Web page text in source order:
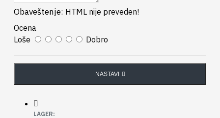
Obaveštenje: HTML nije preveden!
Ocena
Loše
Dobro
NASTAVI
LAGER: